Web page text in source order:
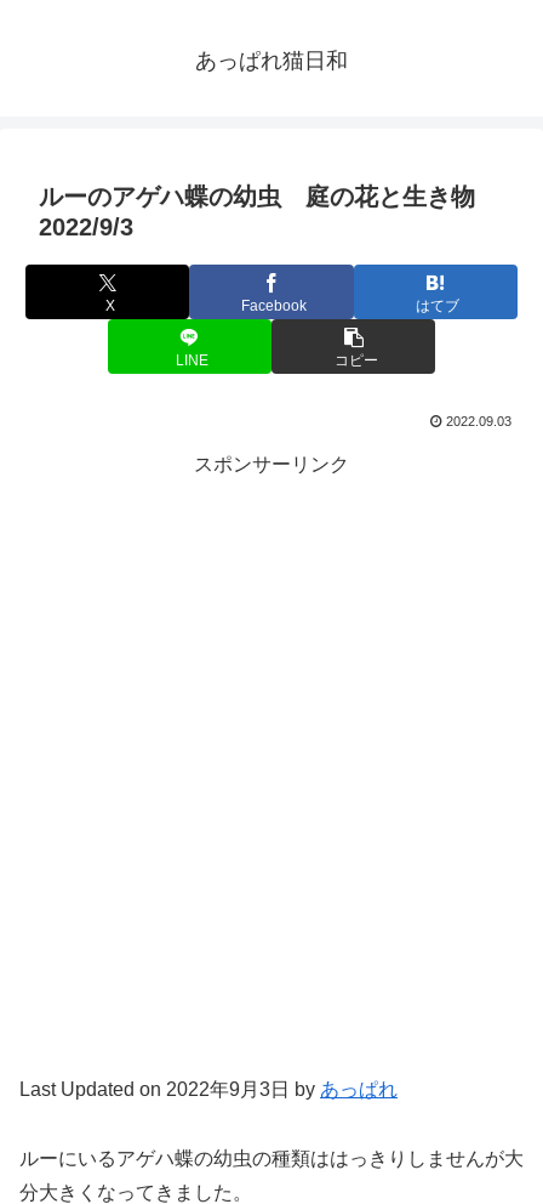
あっぱれ猫日和
ルーのアゲハ蝶の幼虫 庭の花と生き物
2022/9/3
X Facebook はてブ
LINE コピー
2022.09.03
スポンサーリンク
Last Updated on 2022年9月3日 by あっぱれ
ルーにいるアゲハ蝶の幼虫の種類ははっきりしませんが大
分大きくなってきました。